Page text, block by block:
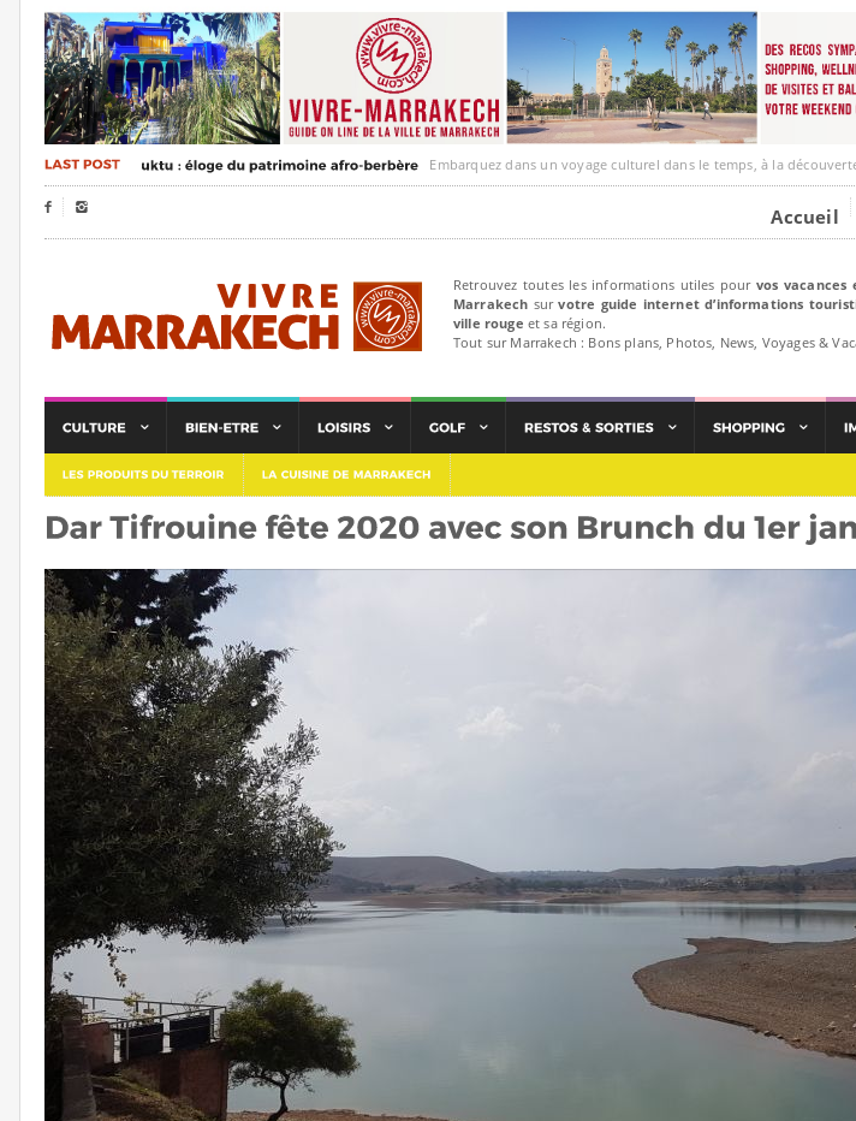
Embarquez dans un voyage culturel dans le temps, à la découverte du Maroc
  Accueil
Retrouvez toutes les informations utiles pour vos vacances
Marrakech survotre guide internet d’informations
ville rouge et sa région.
Tout sur Marrakech : Bons plans, Photos, News, Voyages &